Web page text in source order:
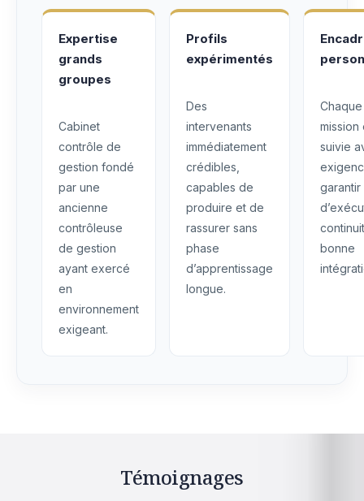
Expertise
grands
groupes
Cabinet
contrôle de
gestion fondé
par une
ancienne
contrôleuse
de gestion
ayant exercé
en
environnement
exigeant.
Profils
expérimentés
Des
intervenants
immédiatement
crédibles,
capables de
produire et de
rassurer sans
phase
d’apprentissage
longue.
Chaque
mission
suivie
garantir
bonne
Témoignages